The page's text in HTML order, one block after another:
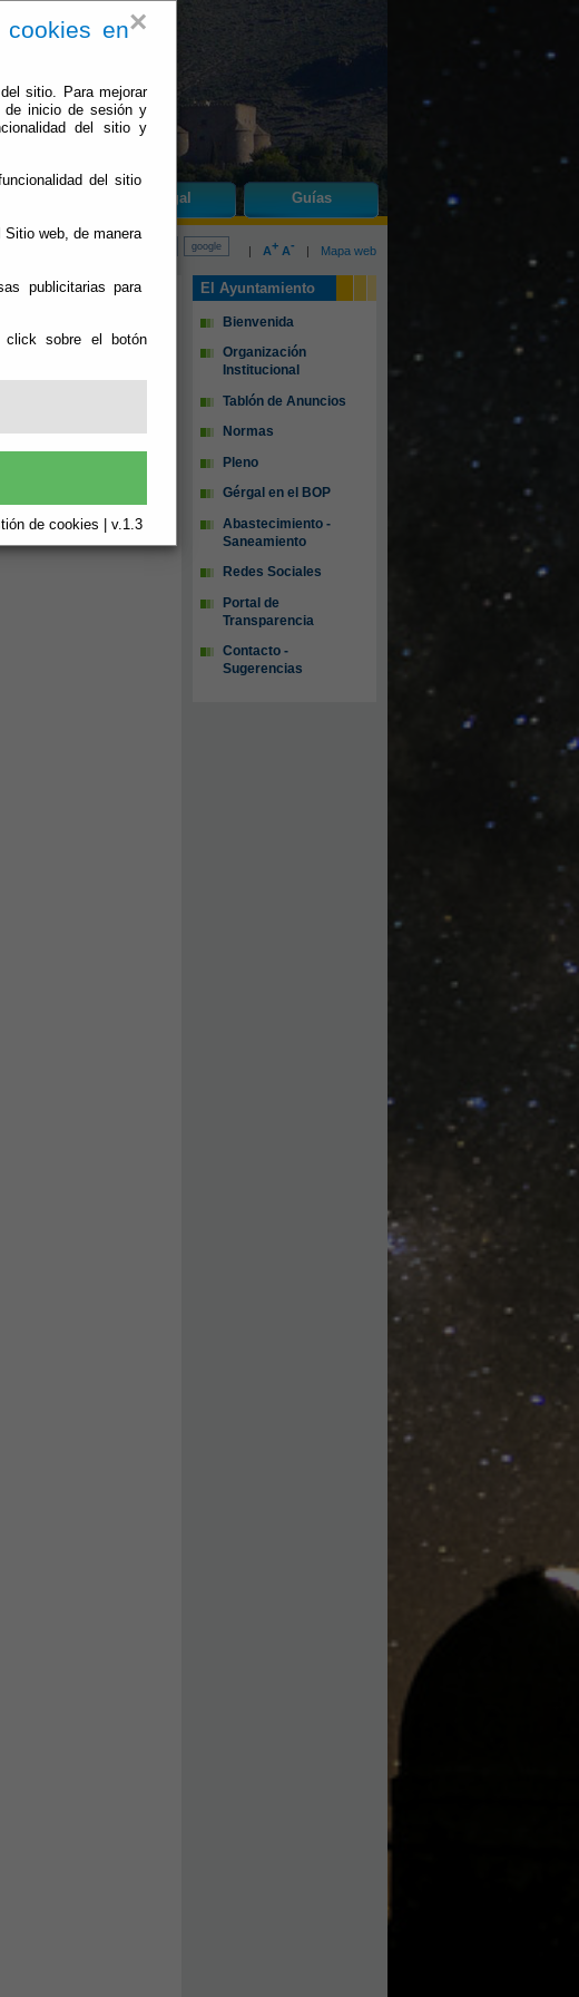
×
en
sitio. Para mejorar
de inicio de sesión y
del sitio y
del sitio
web, de manera
publicitarias para
click sobre el botón
de cookies | v.1.3
Gérgal Guías
| A+ A- | Mapa web
El Ayuntamiento
Bienvenida
Organización
Institucional
Tablón de Anuncios
Normas
Pleno
Gérgal en el BOP
Abastecimiento -
Saneamiento
Redes Sociales
Portal de
Transparencia
Contacto -
Sugerencias